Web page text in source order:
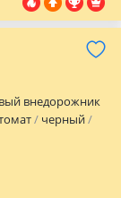
внедорожник
черный